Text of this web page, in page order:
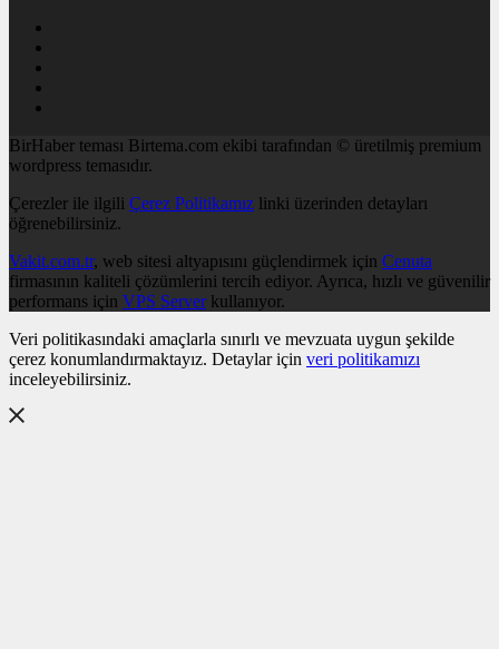
BirHaber teması Birtema.com ekibi tarafından © üretilmiş premium
wordpress temasıdır.
Çerezler ile ilgili Çerez Politikamız linki üzerinden detayları
öğrenebilirsiniz.
Vakit.com.tr, web sitesi altyapısını güçlendirmek için Cenuta
firmasının kaliteli çözümlerini tercih ediyor. Ayrıca, hızlı ve güvenilir
performans için VPS Serverkullanıyor.
Veri politikasındaki amaçlarla sınırlı ve mevzuata uygun şekilde
çerez konumlandırmaktayız. Detaylar için veri politikamızı
inceleyebilirsiniz.